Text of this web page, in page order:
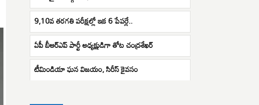
9,10వ తరగతి పరీక్షల్లో ఇక 6 పేపర్లే..
ఏపీ బీఆర్ఎప్ పార్టీ అధ్యక్షుడిగా తోట చంద్రశేఖర్
టీమిండియా ఘన విజయం, సిరీస్ కైవసం